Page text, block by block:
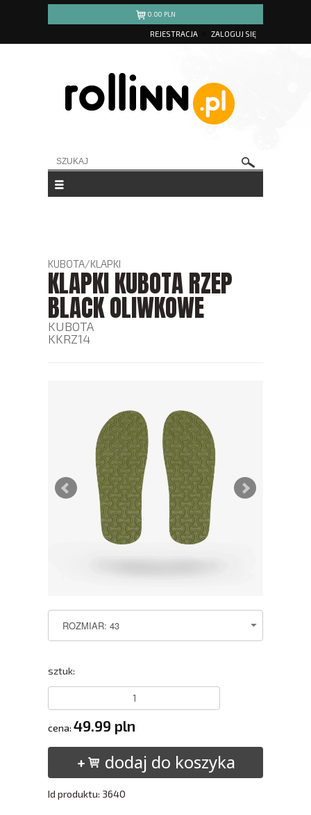
0.00 PLN
REJESTRACJA ZALOGUJ SIĘ
KUBOTA/KLAPKI
KLAPKI KUBOTA RZEP
BLACK OLIWKOWE
KUBOTA
KKRZ14
sztuk:
cena: 49.99 pln
dodaj do koszyka
Id produktu: 3640